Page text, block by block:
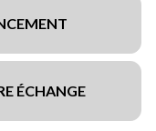
ÉCHANGE